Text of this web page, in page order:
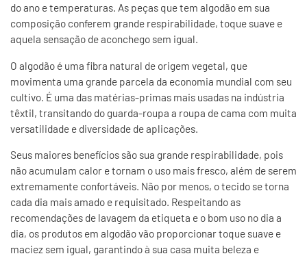
do ano e temperaturas. As peças que tem algodão em sua
composição conferem grande respirabilidade, toque suave e
aquela sensação de aconchego sem igual.
O algodão é uma fibra natural de origem vegetal, que
movimenta uma grande parcela da economia mundial com seu
cultivo. É uma das matérias-primas mais usadas na indústria
têxtil, transitando do guarda-roupa a roupa de cama com muita
versatilidade e diversidade de aplicações.
Seus maiores benefícios são sua grande respirabilidade, pois
não acumulam calor e tornam o uso mais fresco, além de serem
extremamente confortáveis. Não por menos, o tecido se torna
cada dia mais amado e requisitado. Respeitando as
recomendações de lavagem da etiqueta e o bom uso no dia a
dia, os produtos em algodão vão proporcionar toque suave e
maciez sem igual, garantindo à sua casa muita beleza e